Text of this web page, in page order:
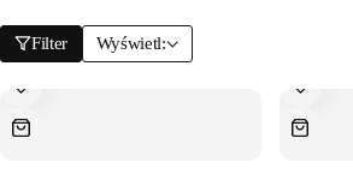
Filter Wyświetl: